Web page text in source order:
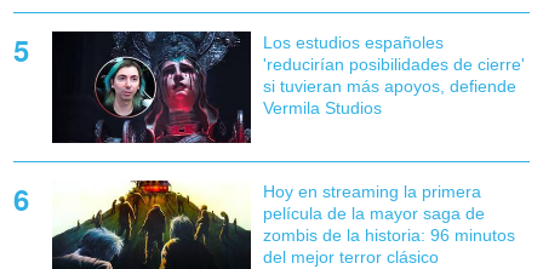
Los estudios españoles
'reducirían posibilidades de cierre'
si tuvieran más apoyos, defiende
Vermila Studios
Hoy en streaming la primera
película de la mayor saga de
zombis de la historia: 96 minutos
del mejor terror clásico